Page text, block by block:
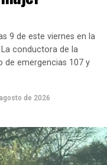
DESTACADO
en Barrio Hurra y
9 de este viernes en la
La conductora de la
emergencias 107 y
de 2026